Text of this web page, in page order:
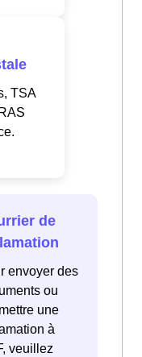
TSA
de
envoyer des
ou
une
à
veuillez